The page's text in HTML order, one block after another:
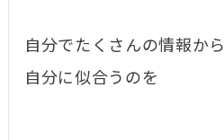
自分でたくさんの情報から
自分に似合うのを